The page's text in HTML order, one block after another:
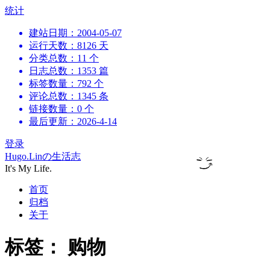
跳
统计
建站日期：2004-05-07
运行天数：8126 天
分类总数：11 个
日志总数：1353 篇
标签数量：792 个
评论总数：1345 条
链接数量：0 个
最后更新：2026-4-14
登录
Hugo.Linの生活志
It's My Life.
首页
归档
关于
标签： 购物